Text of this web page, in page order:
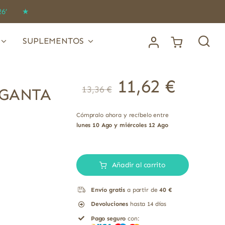
★
SUPLEMENTOS
13,36€ 11,62 €
Cómpralo ahora y recíbelo entre
lunes 10 Ago y miércoles 12 Ago
PARA
GARGANTA
SABOR
Añadir al carrito
Envío gratis a partir de40 €
Devoluciones hasta 14 días
Pago seguro con: